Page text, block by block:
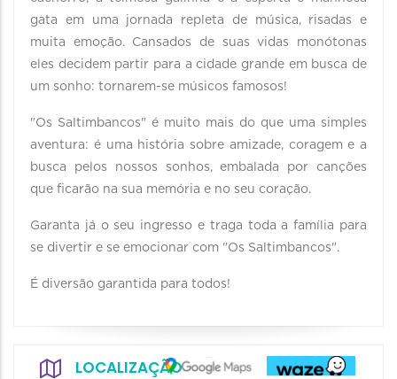
gata em uma jornada repleta de música, risadas e
muita emoção. Cansados de suas vidas monótonas
eles decidem partir para a cidade grande em busca de
um sonho: tornarem-se músicos famosos!
"Os Saltimbancos" é muito mais do que uma simples
aventura: é uma história sobre amizade, coragem e a
busca pelos nossos sonhos, embalada por canções
que ficarão na sua memória e no seu coração.
Garanta já o seu ingresso e traga toda a família para
se divertir e se emocionar com "Os Saltimbancos".
É diversão garantida para todos!
LOCALIZAÇÃO